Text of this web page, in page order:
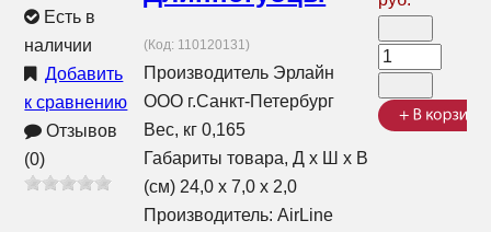
Есть в
наличии
Добавить
к сравнению
Отзывов
(0)
(Код: 110120131)
Производитель Эрлайн
ООО г.Санкт-Петербург
Вес, кг 0,165
Габариты товара, Д х Ш х В
(см) 24,0 х 7,0 х 2,0
Производитель:AirLine